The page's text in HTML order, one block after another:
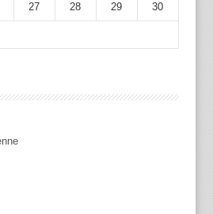
27 28 29 30